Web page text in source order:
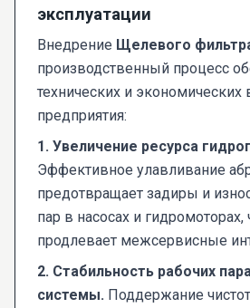
эксплуатации
Внедрение Щелевого
производственный процесс
технических и экономических
предприятия:
1. Увеличение ресурса
Эффективное улавливание
предотвращает задиры и
пар в насосах и гидромоторах,
продлевает межсервисные
2. Стабильность рабочих
системы. Поддержание